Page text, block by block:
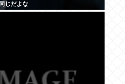
じだよな